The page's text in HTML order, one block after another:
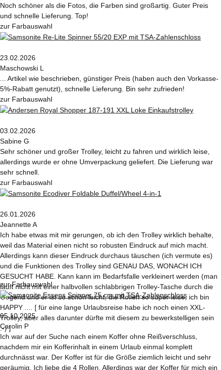
Noch schöner als die Fotos, die Farben sind großartig. Guter Preis
und schnelle Lieferung. Top!
zur Farbauswahl
23.02.2026
Maschowski L
... Artikel wie beschrieben, günstiger Preis (haben auch den Vorkasse-
5%-Rabatt genutzt), schnelle Lieferung. Bin sehr zufrieden!
zur Farbauswahl
03.02.2026
Sabine G
Sehr schöner und großer Trolley, leicht zu fahren und wirklich leise,
allerdings wurde er ohne Umverpackung geliefert. Die Lieferung war
sehr schnell.
zur Farbauswahl
26.01.2026
Jeannette A
Ich habe etwas mit mir gerungen, ob ich den Trolley wirklich behalte,
weil das Material einen nicht so robusten Eindruck auf mich macht.
Allerdings kann dieser Eindruck durchaus täuschen (ich vermute es)
und die Funktionen des Trolley sind GENAU DAS, WONACH ICH
GESUCHT HABE. Kann kann im Bedarfsfalle verkleinert werden (man
läuft nicht mit einer halbvollen schlabbrigen Trolley-Tasche durch die
Gegend und er ist so schön leicht, die Rollen so super leise, ich bin
HAPPY .... [ für eine lange Urlaubsreise habe ich noch einen XXL-
Trolley, aber alles darunter dürfte mit diesem zu bewerkstelligen sein
:-) ]
zur Farbauswahl
05.10.2025
Carolin P
Ich war auf der Suche nach einem Koffer ohne Reißverschluss,
nachdem mir ein Kofferinhalt in einem Urlaub einmal komplett
durchnässt war. Der Koffer ist für die Größe ziemlich leicht und sehr
geräumig. Ich liebe die 4 Rollen. Allerdings war der Koffer für mich ein